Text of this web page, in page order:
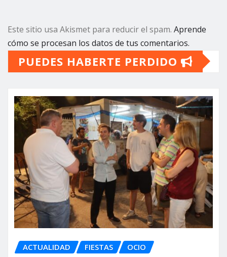
Este sitio usa Akismet para reducir el spam. Aprende
cómo se procesan los datos de tus comentarios.
PUEDES HABERTE PERDIDO
ACTUALIDAD FIESTAS OCIO